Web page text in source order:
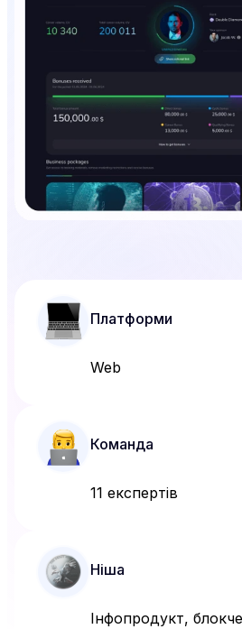
Платформи
Web
Команда
11 експертів
Ніша
Інфопродукт,